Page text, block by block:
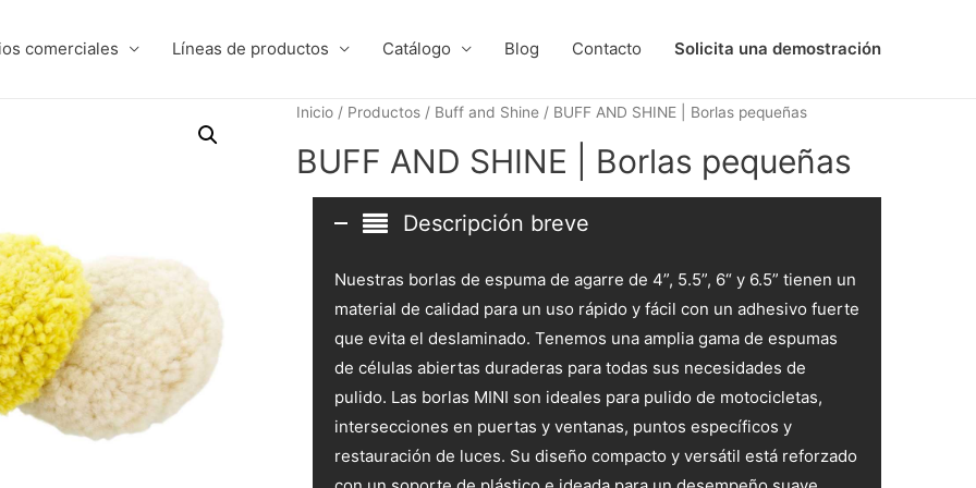
comerciales Líneas de productos Catálogo Blog Contacto Solicita una demostración
Inicio / Productos / Buff and Shine / BUFF AND SHINE | Borlas pequeñas
BUFF AND SHINE | Borlas pequeñas
Descripción breve
Nuestras borlas de espuma de agarre de 4”, 5.5”, 6“ y 6.5” tienen un
material de calidad para un uso rápido y fácil con un adhesivo fuerte
que evita el deslaminado. Tenemos una amplia gama de espumas
de células abiertas duraderas para todas sus necesidades de
pulido. Las borlas MINI son ideales para pulido de motocicletas,
intersecciones en puertas y ventanas, puntos específicos y
restauración de luces. Su diseño compacto y versátil está reforzado